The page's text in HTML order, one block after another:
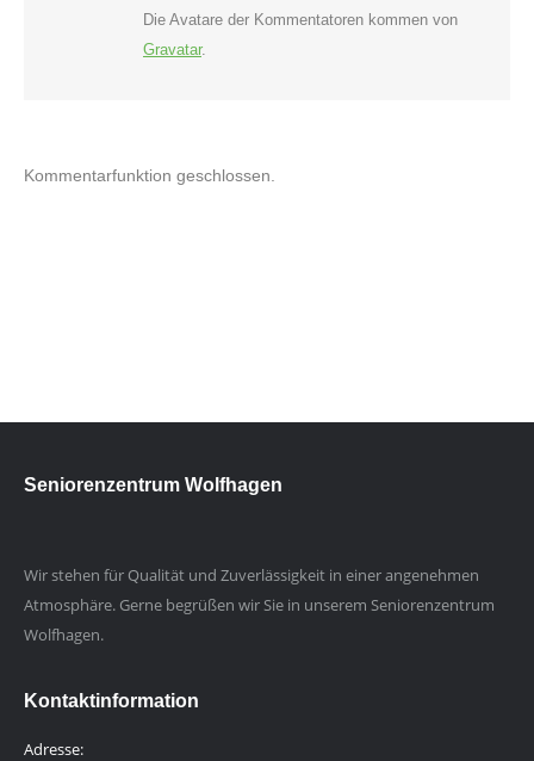
Die Avatare der Kommentatoren kommen von
Gravatar.
Kommentarfunktion geschlossen.
Seniorenzentrum Wolfhagen
Wir stehen für Qualität und Zuverlässigkeit in einer angenehmen
Atmosphäre. Gerne begrüßen wir Sie in unserem Seniorenzentrum
Wolfhagen.
Kontaktinformation
Adresse: